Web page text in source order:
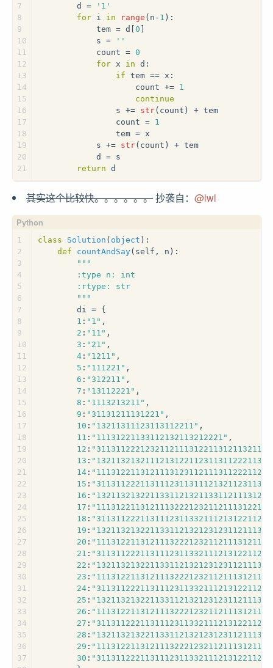
7
8
9
10
11
12
13
14
15
16
17
18
19
20
21
        d =
'1'
for i in range (n- 1 ):
            tem = d[
0
            s =
''
            count =
0
for x in d:
if tem == x:
                    count +=
1
continue
                s +=
str(count) + tem
                count =
1
                tem = x
            s +=
str(count) + tem
            d = s
return d
其实这个比较快。。。。。。抄袭自： @lwl
1
2
3
4
5
6
7
8
9
10
11
12
13
14
15
16
17
18
19
20
21
22
23
24
25
26
27
28
29
30
31
32
33
34
35
36
37
class Solution ( object ):
def
countAndSay( self, n ):
"""
        :type n: int
        :rtype: str
        """
        di = {
1 : "1" ,
2 : "11" ,
3 : "21" ,
4 : "1211" ,
5 : "111221" ,
6 : "312211" ,
7 : "13112221" ,
8 : "1113213211" ,
9 : "31131211131221" ,
10 : "13211311123113112211" ,
11 : "11131221133112132113212221" ,
12 : "3113112221232112111312211312113211"
13 :
14 :
15 :
16 :
17 :
18 :
19 :
20 :
21 :
22 :
23 :
24 :
25 :
26 :
27 :
28 :
29 :
30 :